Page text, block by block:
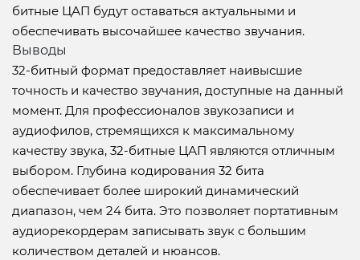
битные ЦАП будут оставаться актуальными и
обеспечивать высочайшее качество звучания.
Выводы
32-битный формат предоставляет наивысшие
точность и качество звучания, доступные на данный
момент. Для профессионалов звукозаписи и
аудиофилов, стремящихся к максимальному
качеству звука, 32-битные ЦАП являются отличным
выбором. Глубина кодирования 32 бита
обеспечивает более широкий динамический
диапазон, чем 24 бита. Это позволяет портативным
аудиорекордерам записывать звук с большим
количеством деталей и нюансов.